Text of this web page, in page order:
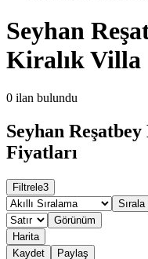
Seyhan
Kiralık Villa
0 ilan bulundu
Seyhan
Fiyatları
Filtrele3
Sırala
Görünüm
Harita
Kaydet
Paylaş